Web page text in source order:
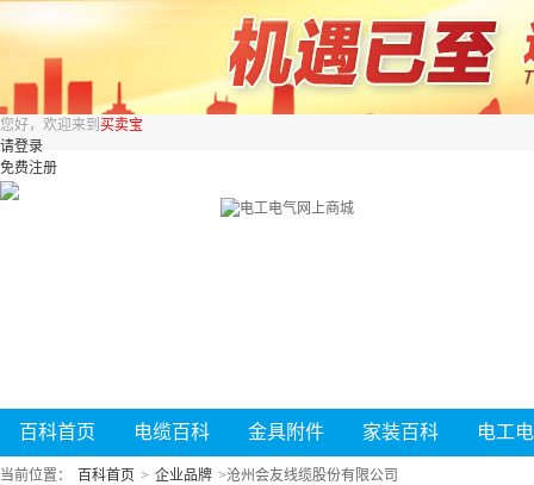
您好，欢迎来到 买卖宝
请登录
免费注册
百科首页 电缆百科 金具附件 家装百科 电工
当前位置： 百科首页 > 企业品牌 >沧州会友线缆股份有限公司